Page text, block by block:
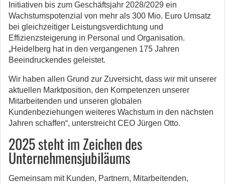
Initiativen bis zum Geschäftsjahr 2028/2029 ein
Wachstumspotenzial von mehr als 300 Mio. Euro Umsatz
bei gleichzeitiger Leistungsverdichtung und
Effizienzsteigerung in Personal und Organisation.
„Heidelberg hat in den vergangenen 175 Jahren
Beeindruckendes geleistet.
Wir haben allen Grund zur Zuversicht, dass wir mit unserer
aktuellen Marktposition, den Kompetenzen unserer
Mitarbeitenden und unseren globalen
Kundenbeziehungen weiteres Wachstum in den nächsten
Jahren schaffen“, unterstreicht CEO Jürgen Otto.
2025 steht im Zeichen des
Unternehmensjubiläums
Gemeinsam mit Kunden, Partnern, Mitarbeitenden,